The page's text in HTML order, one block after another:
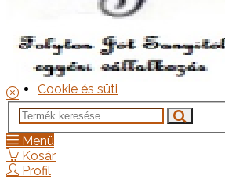
Elérhetőség
Elállási jog
szállítás
Adatkezelési tájékoztató
Cookie és süti
Menü
Kosár
Profil